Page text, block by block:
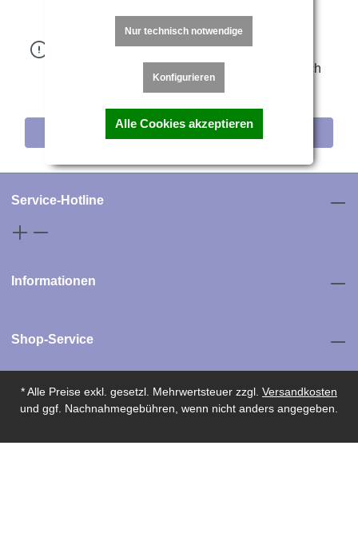
Produkt zu
bestellen,
Produkt zu
bestellen,
melden Sie sich
Service-Hotline
Informationen
Shop-Service
* Alle Preise exkl. gesetzl. Mehrwertsteuer zzgl. Versandkosten
und ggf. Nachnahmegebühren, wenn nicht anders angegeben.
Nur technisch notwendige
Konfigurieren
Alle Cookies akzeptieren